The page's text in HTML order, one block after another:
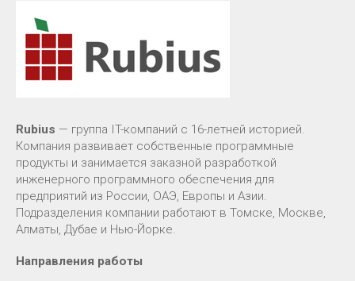
Rubius — группа IT-компаний с 16-летней историей.
Компания развивает собственные программные
продукты и занимается заказной разработкой
инженерного программного обеспечения для
предприятий из России, ОАЭ, Европы и Азии.
Подразделения компании работают в Томске, Москве,
Алматы, Дубае и Нью-Йорке.
Направления работы